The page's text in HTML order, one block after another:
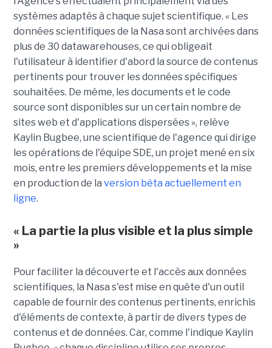
systèmes adaptés à chaque sujet scientifique. « Les
données scientifiques de la Nasa sont archivées dans
plus de 30 datawarehouses, ce qui obligeait
l'utilisateur à identifier d'abord la source de contenus
pertinents pour trouver les données spécifiques
souhaitées. De même, les documents et le code
source sont disponibles sur un certain nombre de
sites web et d'applications dispersées », relève
Kaylin Bugbee, une scientifique de l'agence qui dirige
les opérations de l'équipe SDE, un projet mené en six
mois, entre les premiers développements et la mise
en production de la version bêta actuellement en
ligne.
« La partie la plus visible et la plus simple
»
Pour faciliter la découverte et l'accès aux données
scientifiques, la Nasa s'est mise en quête d'un outil
capable de fournir des contenus pertinents, enrichis
d'éléments de contexte, à partir de divers types de
contenus et de données. Car, comme l'indique Kaylin